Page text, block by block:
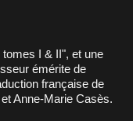
I & II", et une
émérite de
française de
Anne-Marie Casès.